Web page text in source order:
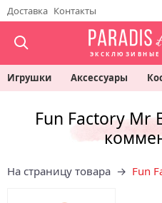
Доставка Контакты
ЭКСКЛЮЗИВНЫЕ
Игрушки Аксессуары
Fun Factory Mr
На страницу товара → Fun